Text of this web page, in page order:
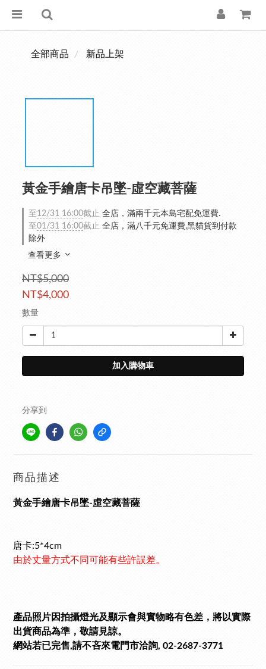
全部商品 新品上架
黃金手繪唐卡吊墜-虛空藏菩薩
至 12/31 16:00截止 全店，滿兩千元本島宅配免運費.
至01/31 16:00截止 全店，滿八千元免運費,黑貓貨到付款
除外
查看更多
NT$5,000
NT$4,000
數量
加入購物車
分享到
商品描述
黃金手繪唐卡吊墜-虛空藏菩薩
唐卡:5*4cm
由於丈量方式不同可能有些許誤差。
產品照片因拍攝燈光及顯示會與實物略有色差，將以實際
出貨商品為準，敬請見諒。
網站若已完售,請不吝來電門市洽詢, 02-2687-3771